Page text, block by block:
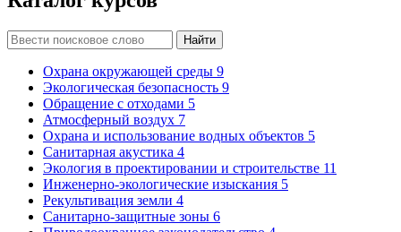
Найти
Охрана окружающей среды 9
Экологическая безопасность 9
Обращение с отходами 5
Атмосферный воздух 7
Охрана и использование водных объектов 5
Санитарная акустика 4
Экология в проектировании и строительстве 11
Инженерно-экологические изыскания 5
Рекультивация земли 4
Санитарно-защитные зоны 6